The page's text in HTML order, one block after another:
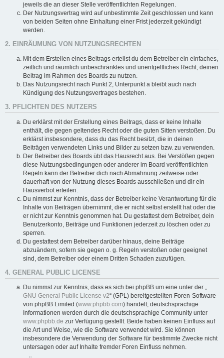
jeweils die an dieser Stelle veröffentlichten Regelungen.
Der Nutzungsvertrag wird auf unbestimmte Zeit geschlossen und kann
von beiden Seiten ohne Einhaltung einer Frist jederzeit gekündigt
werden.
2. EINRÄUMUNG VON NUTZUNGSRECHTEN
Mit dem Erstellen eines Beitrags erteilst du dem Betreiber ein einfaches,
zeitlich und räumlich unbeschränktes und unentgeltliches Recht, deinen
Beitrag im Rahmen des Boards zu nutzen.
Das Nutzungsrecht nach Punkt 2, Unterpunkt a bleibt auch nach
Kündigung des Nutzungsvertrages bestehen.
3. PFLICHTEN DES NUTZERS
Du erklärst mit der Erstellung eines Beitrags, dass er keine Inhalte
enthält, die gegen geltendes Recht oder die guten Sitten verstoßen. Du
erklärst insbesondere, dass du das Recht besitzt, die in deinen
Beiträgen verwendeten Links und Bilder zu setzen bzw. zu verwenden.
Der Betreiber des Boards übt das Hausrecht aus. Bei Verstößen gegen
diese Nutzungsbedingungen oder anderer im Board veröffentlichten
Regeln kann der Betreiber dich nach Abmahnung zeitweise oder
dauerhaft von der Nutzung dieses Boards ausschließen und dir ein
Hausverbot erteilen.
Du nimmst zur Kenntnis, dass der Betreiber keine Verantwortung für die
Inhalte von Beiträgen übernimmt, die er nicht selbst erstellt hat oder die
er nicht zur Kenntnis genommen hat. Du gestattest dem Betreiber, dein
Benutzerkonto, Beiträge und Funktionen jederzeit zu löschen oder zu
sperren.
Du gestattest dem Betreiber darüber hinaus, deine Beiträge
abzuändern, sofern sie gegen o. g. Regeln verstoßen oder geeignet
sind, dem Betreiber oder einem Dritten Schaden zuzufügen.
4. GENERAL PUBLIC LICENSE
Du nimmst zur Kenntnis, dass es sich bei phpBB um eine unter der „
GNU General Public License v2“ (GPL) bereitgestellten Foren-Software
von phpBB Limited (www.phpbb.com) handelt; deutschsprachige
Informationen werden durch die deutschsprachige Community unter
www.phpbb.de zur Verfügung gestellt. Beide haben keinen Einfluss auf
die Art und Weise, wie die Software verwendet wird. Sie können
insbesondere die Verwendung der Software für bestimmte Zwecke nicht
untersagen oder auf Inhalte fremder Foren Einfluss nehmen.